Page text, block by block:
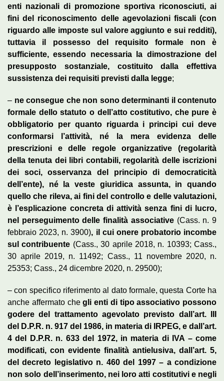
enti nazionali di promozione sportiva riconosciuti, ai
fini del riconoscimento delle agevolazioni fiscali (con
riguardo alle imposte sul valore aggiunto e sui redditi),
tuttavia il possesso del requisito formale non è
sufficiente, essendo necessaria la dimostrazione del
presupposto sostanziale, costituito dalla effettiva
sussistenza dei requisiti previsti dalla legge;
– ne consegue che non sono determinanti il contenuto
formale dello statuto o dell’atto costitutivo, che pure è
obbligatorio per quanto riguarda i principi cui deve
conformarsi l’attività, né la mera evidenza delle
prescrizioni e delle regole organizzative (regolarità
della tenuta dei libri contabili, regolarità delle iscrizioni
dei soci, osservanza del principio di democraticità
dell’ente), né la veste giuridica assunta, in quando
quello che rileva, ai fini del controllo e delle valutazioni,
è l’esplicazione concreta di attività senza fini di lucro,
nel perseguimento delle finalità associative(Cass. n. 9
febbraio 2023, n. 3900), il cui onere probatorio incombe
sul contribuente (Cass., 30 aprile 2018, n. 10393; Cass.,
30 aprile 2019, n. 11492; Cass., 11 novembre 2020, n.
25353; Cass., 24 dicembre 2020, n. 29500);
– con specifico riferimento al dato formale, questa Corte ha
anche affermato chegli enti di tipo associativo possono
godere del trattamento agevolato previsto dall’art. III
del D.P.R. n. 917 del 1986, in materia di IRPEG, e dall’art.
4 del D.P.R. n. 633 del 1972, in materia di IVA – come
modificati, con evidente finalità antielusiva, dall’art. 5,
del decreto legislativo n. 460 del 1997 – a condizione
non solo dell’inserimento, nei loro atti costitutivi e negli